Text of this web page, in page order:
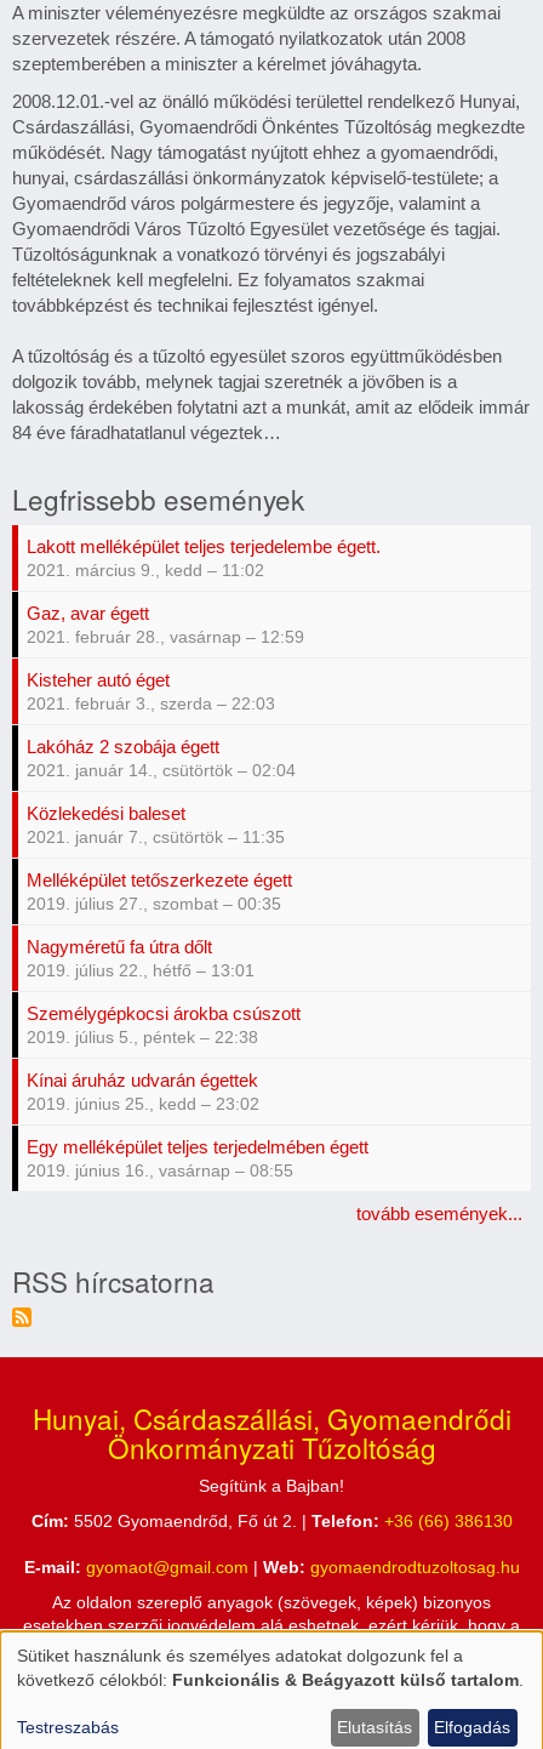
A miniszter véleményezésre megküldte az országos szakmai
szervezetek részére. A támogató nyilatkozatok után 2008
szeptemberében a miniszter a kérelmet jóváhagyta.
2008.12.01.-vel az önálló működési területtel rendelkező Hunyai,
Csárdaszállási, Gyomaendrődi Önkéntes Tűzoltóság megkezdte
működését. Nagy támogatást nyújtott ehhez a gyomaendrődi,
hunyai, csárdaszállási önkormányzatok képviselő-testülete; a
Gyomaendrőd város polgármestere és jegyzője, valamint a
Gyomaendrődi Város Tűzoltó Egyesület vezetősége és tagjai.
Tűzoltóságunknak a vonatkozó törvényi és jogszabályi
feltételeknek kell megfelelni. Ez folyamatos szakmai
továbbképzést és technikai fejlesztést igényel.
A tűzoltóság és a tűzoltó egyesület szoros együttműködésben
dolgozik tovább, melynek tagjai szeretnék a jövőben is a
lakosság érdekében folytatni azt a munkát, amit az elődeik immár
84 éve fáradhatatlanul végeztek…
Legfrissebb események
Lakott melléképület teljes terjedelembe égett.
2021. március 9., kedd – 11:02
Gaz, avar égett
2021. február 28., vasárnap – 12:59
Kisteher autó éget
2021. február 3., szerda – 22:03
Lakóház 2 szobája égett
2021. január 14., csütörtök – 02:04
Közlekedési baleset
2021. január 7., csütörtök – 11:35
Melléképület tetőszerkezete égett
2019. július 27., szombat – 00:35
Nagyméretű fa útra dőlt
2019. július 22., hétfő – 13:01
Személygépkocsi árokba csúszott
2019. július 5., péntek – 22:38
Kínai áruház udvarán égettek
2019. június 25., kedd – 23:02
Egy melléképület teljes terjedelmében égett
2019. június 16., vasárnap – 08:55
tovább események...
RSS hírcsatorna
Hunyai, Csárdaszállási, Gyomaendrődi
Önkormányzati Tűzoltóság
Segítünk a Bajban!
Cím: 5502 Gyomaendrőd, Fő út 2. | Telefon: +36 (66) 386130
E-mail: gyomaot@gmail.com Web: gyomaendrodtuzoltosag.hu
Az oldalon szereplő anyagok (szövegek, képek) bizonyos
esetekben szerzői jogvédelem alá eshetnek, ezért kérjük, hogy a
honlapon található információkat csak a Hunyai, Csárdaszállási,
Gyomaendrődi Önkormányzati Tűzoltóság engedélyével használja
Személyes
és
Sütiket használunk és személyes adatokat dolgozunk fel a
következő célokból: Funkcionális & Beágyazott külső tartalom
Testreszabás Elutasítás Elfogadás